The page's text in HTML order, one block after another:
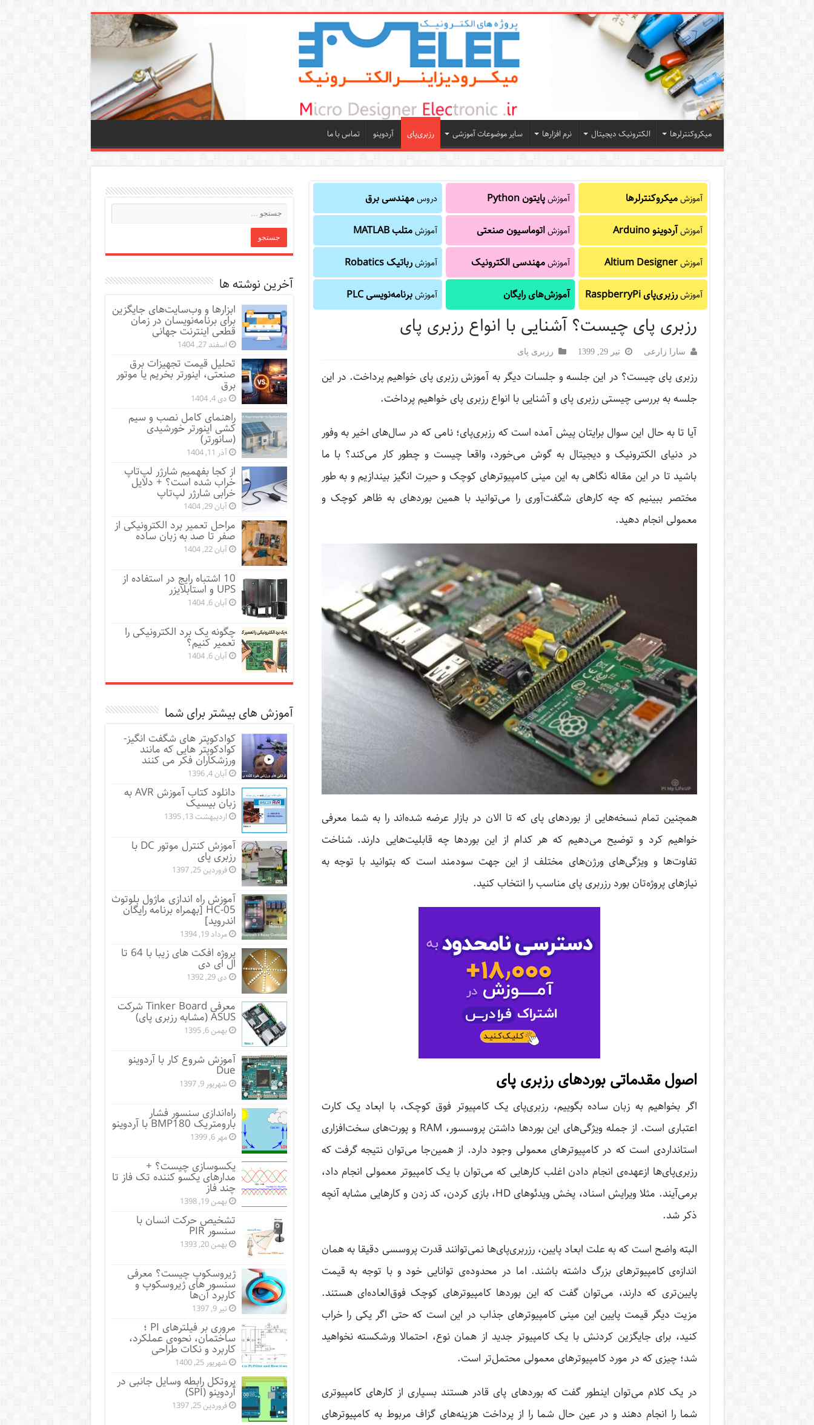
میکروکنترلرها الکترونیک دیجیتال نرم افزارها سایر موضوعات آموزشی رزبری‌پای آردوینو تماس با ما
آموزشمیکروکنترلرها
آموزشآردوینو Arduino
آموزشAltium Designer
آموزشرزبری‌پای RaspberryPi
آموزشپایتون Python
آموزشاتوماسیون صنعتی
آموزشمهندسی الکترونیک
آموزش‌های رایگان
دروسمهندسی برق
آموزشمتلب MATLAB
آموزشرباتیک Robatics
آموزشبرنامه‌نویسی PLC
رزبری پای چیست؟ آشنایی با انواع رزبری پای
سارا زارعی تیر 29, 1399 رزبری پای
رزبری پای چیست؟ در این جلسه و جلسات دیگر به آموزش رزبری پای خواهیم پرداخت. در این
جلسه به بررسی چیستی رزبری پای و آشنایی با انواع رزبری پای خواهیم پرداخت.
آیا تا به حال این سوال برایتان پیش آمده است که رزبری‌پای؛ نامی که در سال‌های اخیر به وفور
در دنیای الکترونیک و دیجیتال به گوش می‌خورد، واقعا چیست و چطور کار می‌کند؟ با ما
باشید تا در این مقاله نگاهی به این مینی کامپیوترهای کوچک و حیرت ‌انگیز بیندازیم و به طور
مختصر ببینیم که چه کارهای شگفت‌آوری را می‌توانید با همین بوردهای به ظاهر کوچک و
معمولی انجام دهید.
همچنین تمام نسخه‌هایی از بوردهای پای که تا الان در بازار عرضه شده‌اند را به شما معرفی
خواهیم کرد و توضیح می‌دهیم که هر کدام از این بوردها چه قابلیت‌هایی دارند. شناخت
تفاوت‌ها و ویژگی‌های ورژن‌های مختلف از این جهت سودمند است که بتوانید با توجه به
نیازهای پروژه‌تان بورد رزربری پای مناسب را انتخاب کنید.
اصول مقدماتی بوردهای رزبری پای
اگر بخواهیم به زبان ساده بگوییم، رزبری‌پای یک کامپیوتر فوق کوچک، با ابعاد یک کارت
اعتباری است. از جمله ویژگی‌های این بوردها داشتن پروسسور، RAM و پورت‌های سخت‌افزاری
استانداردی است که در کامپیوترهای معمولی وجود دارد. از همین‌جا می‌توان نتیجه گرفت که
رزبری‌پای‌ها ازعهده‌ی انجام دادن اغلب کارهایی که می‌توان با یک کامپیوتر معمولی انجام داد،
برمی‌آیند. مثلا ویرایش اسناد، پخش ویدئو‌های HD، بازی کردن، کد زدن و کارهایی مشابه آنچه
ذکر شد.
البته واضح است که به علت ابعاد پایین، رزربری‌پای‌ها نمی‌توانند قدرت پروسسی دقیقا به همان
اندازه‌ی کامپیوترهای بزرگ داشته باشند. اما در محدوده‌ی توانایی خود و با توجه به قیمت
پایین‌تری که دارند، می‌توان گفت که این بوردها کامپیوترهای کوچک فوق‌العاده‌ای هستند.
مزیت دیگر قیمت پایین این مینی‌ کامپیوترهای جذاب در این است که حتی اگر یکی را خراب
کنید، برای جایگزین کردنش با یک کامپیوتر جدید از همان نوع، احتمالا ورشکسته نخواهید
شد؛ چیزی که در مورد کامپیوترهای معمولی محتمل‌تر است.
در یک کلام می‌توان اینطور گفت که بوردهای پای قادر هستند بسیاری از کارهای کامپیوتری
شما را انجام دهند و در عین حال شما را از پرداخت هزینه‌های گزاف مربوط به کامپیوترهای
آخرین نوشته ها
ابزارها و وب‌سایت‌های جایگزین
برای برنامه‌نویسان در زمان
قطعی اینترنت جهانی
اسفند 27, 1404
تحلیل قیمت تجهیزات برق
صنعتی، اینورتر بخریم یا موتور
برق
دی 4, 1404
راهنمای کامل نصب و سیم
کشی اینورتر خورشیدی
(سانورتر)
آذر 11, 1404
از کجا بفهمیم شارژر لپ‌تاپ
خراب شده است؟ + دلایل
خرابی شارژر لپ‌تاپ
آبان 29, 1404
مراحل تعمیر برد الکترونیکی از
صفر تا صد به زبان ساده
آبان 22, 1404
10 اشتباه رایج در استفاده از
UPS و استابلایزر
آبان 6, 1404
چگونه یک برد الکترونیکی را
تعمیر کنیم؟
آبان 6, 1404
آموزش های بیشتر برای شما
کوادکوپتر های شگفت انگیز-
کوادکوپتر هایی که مانند
ورزشکاران فکر می کنند
آبان 4, 1396
دانلود کتاب آموزش AVR به
زبان بیسیک
اردیبهشت 13, 1395
آموزش کنترل موتور DC با
رزبری پای
فروردین 25, 1397
آموزش راه اندازی ماژول بلوتوث
HC-05 [بهمراه برنامه رایگان
اندروید]
مرداد 19, 1394
پروژه افکت های زیبا با 64 تا
ال ای دی
دی 29, 1392
معرفی Tinker Board شرکت
ASUS (مشابه رزبری پای)
بهمن 6, 1395
آموزش شروع کار با آردوینو
Due
شهریور 9, 1397
راه‌اندازی سنسور فشار
بارومتریک BMP180 با آردوینو
مهر 6, 1399
یکسوسازی چیست؟ +
مدارهای یکسو کننده تک فاز تا
چند فاز
بهمن 19, 1398
تشخیص حرکت انسان با
سنسور PIR
بهمن 20, 1393
ژیروسکوپ چیست؟ معرفی
سنسور های ژیروسکوپ و
کاربرد آن‌ها
تیر 9, 1397
مروری بر فیلترهای PI ؛
ساختمان، نحوه‌ی عملکرد،
کاربرد و نکات طراحی
شهریور 25, 1400
پروتکل رابطه وسایل جانبی در
آردوینو (SPI)
فروردین 25, 1397